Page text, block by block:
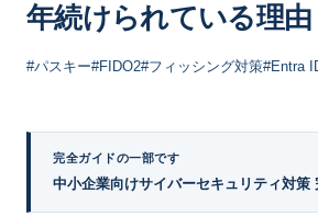
年続けられている理由
#パスキー#FIDO2#フィッシング対策#Entra
完全ガイドの一部です
中小企業向けサイバーセキュリティ対策